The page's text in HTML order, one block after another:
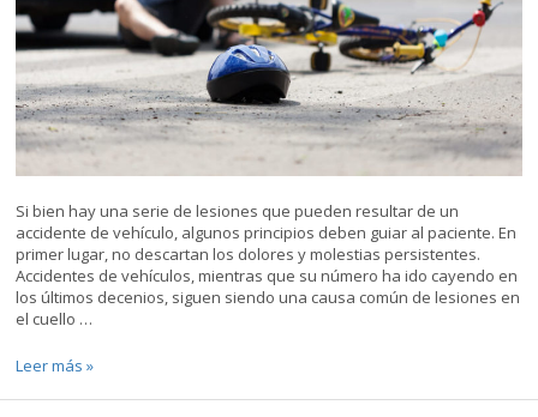
Si bien hay una serie de lesiones que pueden resultar de un
accidente de vehículo, algunos principios deben guiar al paciente. En
primer lugar, no descartan los dolores y molestias persistentes.
Accidentes de vehículos, mientras que su número ha ido cayendo en
los últimos decenios, siguen siendo una causa común de lesiones en
el cuello …
Las
de
Leer más »